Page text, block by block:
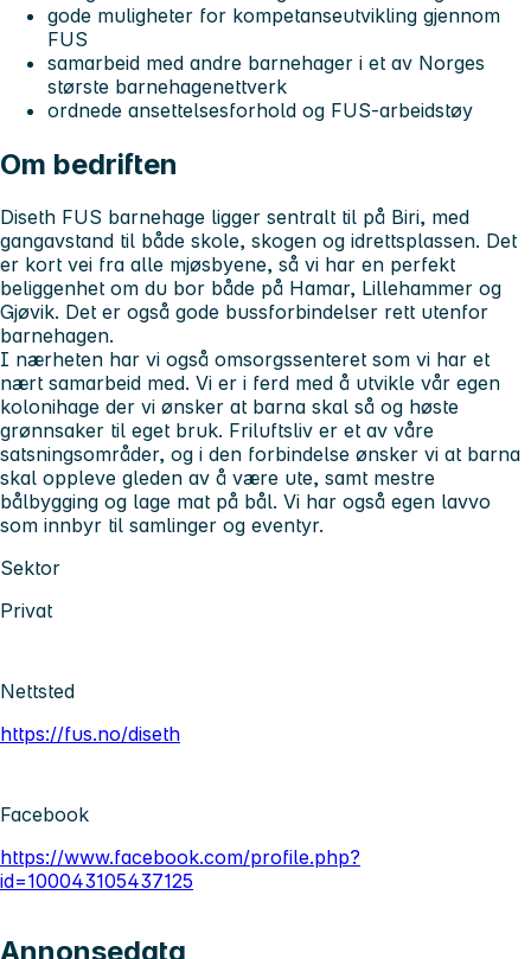
gode muligheter for kompetanseutvikling gjennom
FUS
samarbeid med andre barnehager i et av Norges
største barnehagenettverk
ordnede ansettelsesforhold og FUS-arbeidstøy
Om bedriften
Diseth FUS barnehage ligger sentralt til på Biri, med
gangavstand til både skole, skogen og idrettsplassen. Det
er kort vei fra alle mjøsbyene, så vi har en perfekt
beliggenhet om du bor både på Hamar, Lillehammer og
Gjøvik. Det er også gode bussforbindelser rett utenfor
barnehagen.
I nærheten har vi også omsorgssenteret som vi har et
nært samarbeid med. Vi er i ferd med å utvikle vår egen
kolonihage der vi ønsker at barna skal så og høste
grønnsaker til eget bruk. Friluftsliv er et av våre
satsningsområder, og i den forbindelse ønsker vi at barna
skal oppleve gleden av å være ute, samt mestre
bålbygging og lage mat på bål. Vi har også egen lavvo
som innbyr til samlinger og eventyr.
Sektor
Privat
Nettsted
https://fus.no/diseth
Facebook
https://www.facebook.com/profile.php?
id=100043105437125
Annonsedata